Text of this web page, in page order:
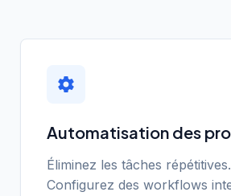
Automatisation des
Éliminez les tâches répétitives.
Configurez des workflows